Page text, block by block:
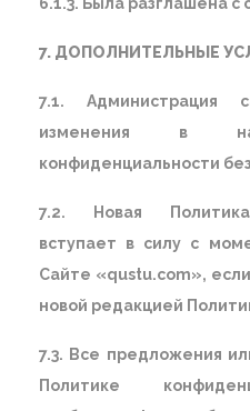
7. ДОПОЛНИТЕЛЬНЫЕ
7.1. Администрация
изменения в
конфиденциальности
7.2. Новая Политика
вступает в силу с
Сайте «qustu.com»,
новой редакцией
7.3. Все предложения
Политике